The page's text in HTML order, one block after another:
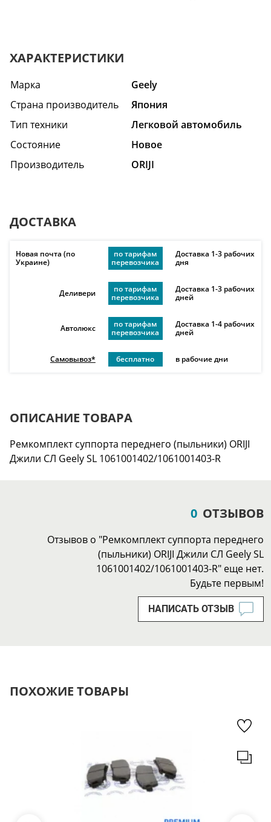
ХАРАКТЕРИСТИКИ
Марка
Geely
Страна производитель
Япония
Тип техники
Легковой автомобиль
Состояние
Hовое
Производитель
ORIJI
ДОСТАВКА
Новая почта (по
Украине)
по тарифам
перевозчика
Доставка 1-3 рабочих
дня
Деливери
по тарифам
перевозчика
Доставка 1-3 рабочих
дней
Автолюкс
по тарифам
перевозчика
Доставка 1-4 рабочих
дней
Самовывоз* бесплатно в рабочие дни
ОПИСАНИЕ ТОВАРА
Ремкомплект суппорта переднего (пыльники) ORIJI
Джили СЛ Geely SL 1061001402/1061001403-R
0 ОТЗЫВОВ
Отзывов о "Ремкомплект суппорта переднего
(пыльники) ORIJI Джили СЛ Geely SL
1061001402/1061001403-R" еще нет.
Будьте первым!
НАПИСАТЬ ОТЗЫВ
ПОХОЖИЕ ТОВАРЫ